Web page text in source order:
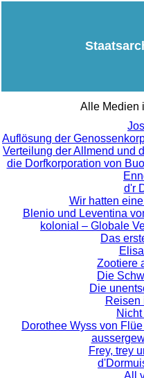
Alle Medien
Auflösung der
Verteilung der Allmend und
die Dorfkorporation von
d'r
Wir hatten
Blenio und Leventina
kolonial – Globale
Das
Zootiere
Die
Die
Reisen
Dorothee Wyss von
Frey, trey
All